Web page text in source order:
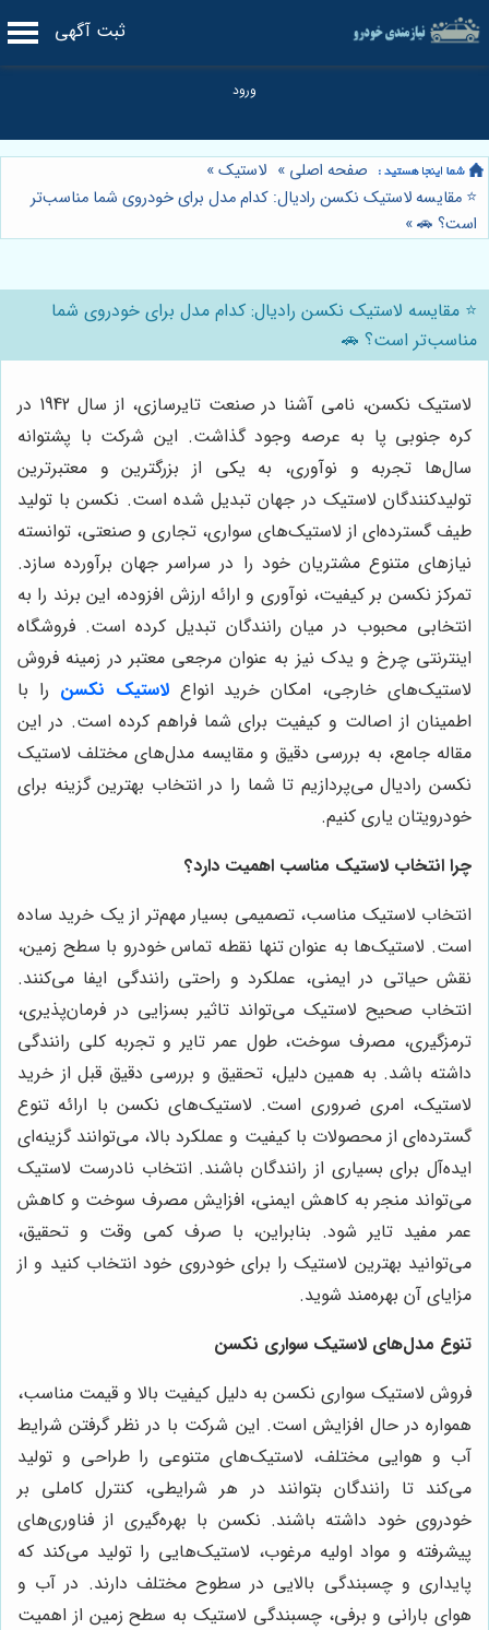
ثبت آگهی
صفحه اصلی » لاستیک»
⭐️ مقایسه لاستیک نکسن رادیال: کدام مدل برای خودروی شما مناسب‌تر
است؟ 🚗»
⭐️ مقایسه لاستیک نکسن رادیال: کدام مدل برای خودروی شما
مناسب‌تر است؟ 🚗
لاستیک نکسن، نامی آشنا در صنعت تایرسازی، از سال 1942 در
کره جنوبی پا به عرصه وجود گذاشت. این شرکت با پشتوانه
سال‌ها تجربه و نوآوری، به یکی از بزرگترین و معتبرترین
تولیدکنندگان لاستیک در جهان تبدیل شده است. نکسن با تولید
طیف گسترده‌ای از لاستیک‌های سواری، تجاری و صنعتی، توانسته
نیازهای متنوع مشتریان خود را در سراسر جهان برآورده سازد.
تمرکز نکسن بر کیفیت، نوآوری و ارائه ارزش افزوده، این برند را به
انتخابی محبوب در میان رانندگان تبدیل کرده است. فروشگاه
اینترنتی چرخ و یدک نیز به عنوان مرجعی معتبر در زمینه فروش
لاستیک‌های خارجی، امکان خرید انواعلاستیک نکسن را با
اطمینان از اصالت و کیفیت برای شما فراهم کرده است. در این
مقاله جامع، به بررسی دقیق و مقایسه مدل‌های مختلف لاستیک
نکسن رادیال می‌پردازیم تا شما را در انتخاب بهترین گزینه برای
خودرویتان یاری کنیم.
چرا انتخاب لاستیک مناسب اهمیت دارد؟
انتخاب لاستیک مناسب، تصمیمی بسیار مهم‌تر از یک خرید ساده
است. لاستیک‌ها به عنوان تنها نقطه تماس خودرو با سطح زمین،
نقش حیاتی در ایمنی، عملکرد و راحتی رانندگی ایفا می‌کنند.
انتخاب صحیح لاستیک می‌تواند تاثیر بسزایی در فرمان‌پذیری،
ترمزگیری، مصرف سوخت، طول عمر تایر و تجربه کلی رانندگی
داشته باشد. به همین دلیل، تحقیق و بررسی دقیق قبل از خرید
لاستیک، امری ضروری است. لاستیک‌های نکسن با ارائه تنوع
گسترده‌ای از محصولات با کیفیت و عملکرد بالا، می‌توانند گزینه‌ای
ایده‌آل برای بسیاری از رانندگان باشند. انتخاب نادرست لاستیک
می‌تواند منجر به کاهش ایمنی، افزایش مصرف سوخت و کاهش
عمر مفید تایر شود. بنابراین، با صرف کمی وقت و تحقیق،
می‌توانید بهترین لاستیک را برای خودروی خود انتخاب کنید و از
مزایای آن بهره‌مند شوید.
تنوع مدل‌های لاستیک سواری نکسن
فروش لاستیک سواری نکسن به دلیل کیفیت بالا و قیمت مناسب،
همواره در حال افزایش است. این شرکت با در نظر گرفتن شرایط
آب و هوایی مختلف، لاستیک‌های متنوعی را طراحی و تولید
می‌کند تا رانندگان بتوانند در هر شرایطی، کنترل کاملی بر
خودروی خود داشته باشند. نکسن با بهره‌گیری از فناوری‌های
پیشرفته و مواد اولیه مرغوب، لاستیک‌هایی را تولید می‌کند که
پایداری و چسبندگی بالایی در سطوح مختلف دارند. در آب و
هوای بارانی و برفی، چسبندگی لاستیک به سطح زمین از اهمیت